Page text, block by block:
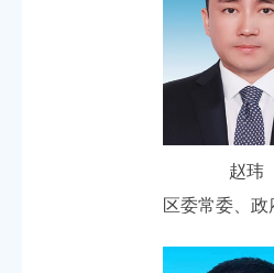
赵玮